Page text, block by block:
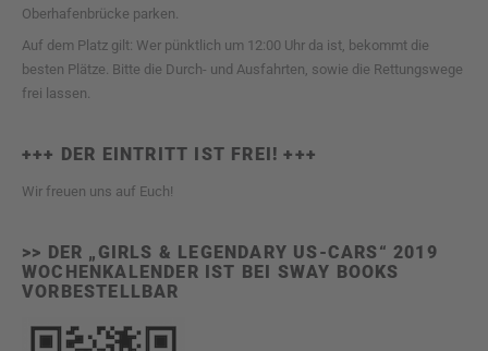
Oberhafenbrücke parken.
Auf dem Platz gilt: Wer pünktlich um 12:00 Uhr da ist, bekommt die
besten Plätze. Bitte die Durch- und Ausfahrten, sowie die Rettungswege
frei lassen.
+++ DER EINTRITT IST FREI! +++
Wir freuen uns auf Euch!
>> DER „GIRLS & LEGENDARY US-CARS“ 2019
WOCHENKALENDER IST BEI SWAY BOOKS
VORBESTELLBAR